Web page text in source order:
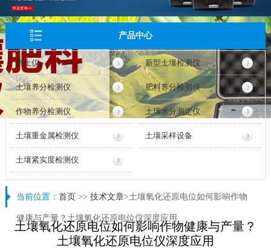
产品中心
测土仪 新型土壤检测仪
土壤养分检测仪 肥料养分检测仪
作物养分检测仪 土壤水分测定仪
土壤重金属检测仪 土壤采样设备
土壤紧实度检测仪
当前位置： 首页 >> 技术文章>土壤氧化还原电位如何影响作物
健康与产量？土壤氧化还原电位仪深度应用
土壤氧化还原电位如何影响作物健康与产量？
土壤氧化还原电位仪深度应用